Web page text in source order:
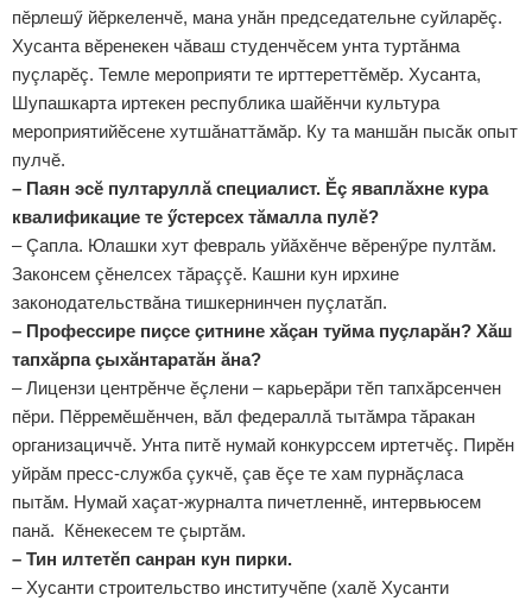
пӗрлешӳ йӗркеленчӗ, мана унăн председательне суйларӗç.
Хусанта вӗренекен чăваш студенчӗсем унта туртăнма
пуçларӗç. Темле мероприяти те ирттереттӗмӗр. Хусанта,
Шупашкарта иртекен республика шайӗнчи культура
мероприятийӗсене хутшăнаттăмăр. Ку та маншăн пысăк опыт
пулчӗ.
– Паян эсӗ пултаруллă специалист. Ӗç яваплăхне кура
квалификацие те ӳстерсех тăмалла пулӗ?
– Çапла. Юлашки хут февраль уйăхӗнче вӗренӳре пултăм.
Законсем çӗнелсех тăраççӗ. Кашни кун ирхине
законодательствăна тишкернинчен пуçлатăп.
– Профессире пиçсе çитнине хăçан туйма пуçларăн? Хăш
тапхăрпа çыхăнтаратăн ăна?
– Лицензи центрӗнче ӗçлени – карьерăри тӗп тапхăрсенчен
пӗри. Пӗрремӗшӗнчен, вăл федераллă тытăмра тăракан
организациччӗ. Унта питӗ нумай конкурссем иртетчӗç. Пирӗн
уйрăм пресс-служба çукчӗ, çав ӗçе те хам пурнăçласа
пытăм. Нумай хаçат-журналта пичетленнӗ, интервьюсем
панă. Кӗнекесем те çыртăм.
– Тин илтетӗп санран кун пирки.
– Хусанти строительство институчӗпе (халӗ Хусанти